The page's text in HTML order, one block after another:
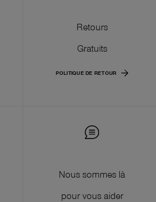
Retours
Gratuits
POLITIQUE DE RETOUR
Nous sommes là
pour vous aider